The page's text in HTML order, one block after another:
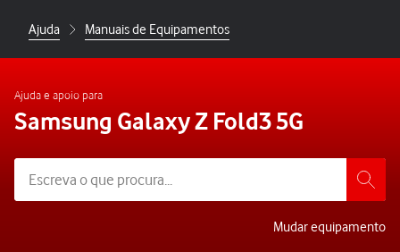
Ajuda Manuais de Equipamentos
Ajuda e apoio para
Samsung Galaxy Z Fold3 5G
Mudar equipamento